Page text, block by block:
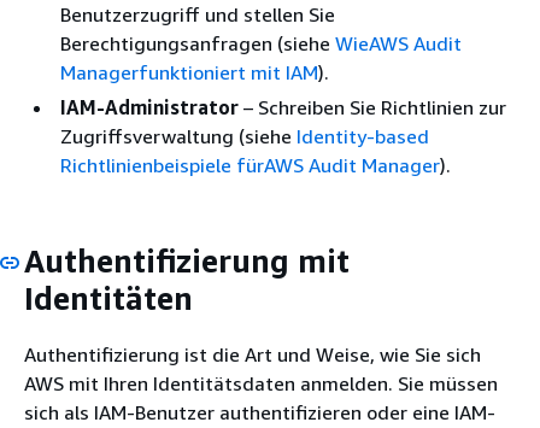
Benutzerzugriff und stellen Sie
Berechtigungsanfragen (siehe WieAWS Audit
Managerfunktioniert mit IAM).
IAM-Administrator – Schreiben Sie Richtlinien zur
Zugriffsverwaltung (siehe Identity-based
Richtlinienbeispiele fürAWS Audit Manager).
Authentifizierung mit
Identitäten
Authentifizierung ist die Art und Weise, wie Sie sich
AWS mit Ihren Identitätsdaten anmelden. Sie müssen
sich als IAM-Benutzer authentifizieren oder eine IAM-